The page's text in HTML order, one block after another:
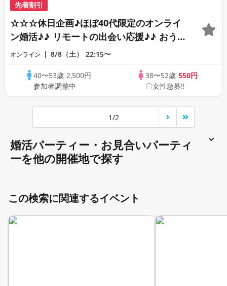
先着割引
☆☆☆休日企画♪ほぼ40代限定のオンライ
ン婚活♪♪ リモートの出会い応援♪♪ おう
ちで乾杯しませんか♪♪ ☆全国の方が対象
PARTY!!
オンライン 8/8（土） 22:15〜
40〜53歳 2,500円
参加者調整中
38〜52歳 550円
〇女性急募‼
1/2
婚活パーティー・お見合いパーティ
ーを他の開催地で探す
この検索に関連するイベント